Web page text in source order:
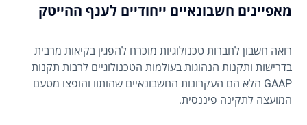
מאפיינים חשבונאיים ייחודיים לענף ההייטק
רואה חשבון לחברות טכנולוגיות מוכרח להפגין בקיאות מרבית
בדרישות ותקנות הנהוגות בעולמות הטכנולוגיים לרבות תקנות
GAAP הלא הם העקרונות החשבונאיים שהותוו והופצו מטעם
המועצה לתקינה פיננסית.